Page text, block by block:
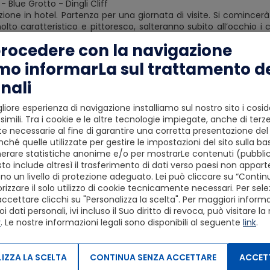
- Blue Grotto - Dingli Cliff
in hotel. Partenza per una giornata di visite. Si
caratteristico e pittoresco, salteranno subito all’occhio i
ormeggiano lungo tutto il perimetro del Villaggio e lo
mercati dell’Isola.
è possibile gustare il pesce più buono di tutta l’Isola.
si potranno visitare, tramite una tipica imbarcazione
perché l’acqua assume un colore unico!
proseguimento verso le scogliere di Dingli, forse il luogo che
picco sul mare e creano uno spettacolo di luci e colori naturali
effettuare una passeggiata per godersi il panorama.
- Brewery Experience
in hotel. Partenza per la visita di Mdina, antica capitale
palazzi Barocchi, la Cattedrale di S. Paolo e i magnifici
ha avuto diversi nomi, oggi è anche conosciuta come la
perdendosi nei suoi vicoletti che profumano di storia
per Mosta, caratterizzata soprattutto per la maestosa
per avere la terza cupola non supportata più grande
la seconda guerra mondiale infatti, una bomba ha
che si trovavano all’interno o nei pressi della Basilica.
visita trasferimento alla birreria Farson’s dove da più di
tour nel museo dove è racchiusa la storia di questa
con la navigazione
informarLa sul trattamento
esperienza di navigazione installiamo sul nostro sito i
Tra i cookie e le altre tecnologie impiegate, anche di
necessarie al fine di garantire una corretta presentazione del
quelle utilizzate per gestire le impostazioni del sito sulla
statistiche anonime e/o per mostrarLe contenuti
include altresì il trasferimento di dati verso paesi non
un livello di protezione adeguato. Lei può cliccare su
il solo utilizzo di cookie tecnicamente necessari. Per
clicchi su "Personalizza la scelta". Per maggiori
dati personali, ivi incluso il Suo diritto di revoca, può visitare la
. Le nostre informazioni legali sono disponibili al seguente link.
CONTINUA SENZA ACCETTARE
LA SCELTA